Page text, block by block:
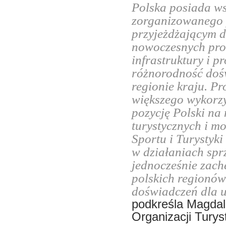
Polska posiada
przyjeżdżającym
nowoczesnych
infrastruktury i
różnorodność
regionie kraju.
większego
pozycję Polski na
turystycznych i
Sportu i Turystyki
w działaniach
jednocześnie
polskich
doświadczeń dla
podkreśla
Organizacji